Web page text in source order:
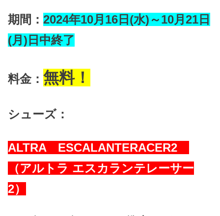
期間：2024年10月16日(水)～10月21日
(月)日中終了
料金：無料！
シューズ：
ALTRA ESCALANTERACER2
（アルトラ エスカランテレーサー
2）